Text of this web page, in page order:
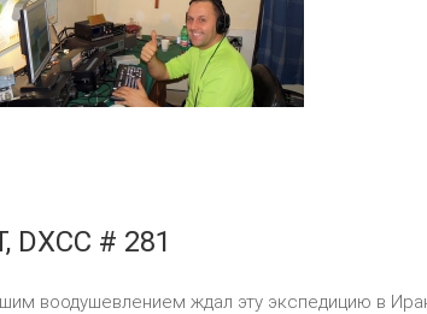
DXCC # 281
воодушевлением ждал эту экспедицию в